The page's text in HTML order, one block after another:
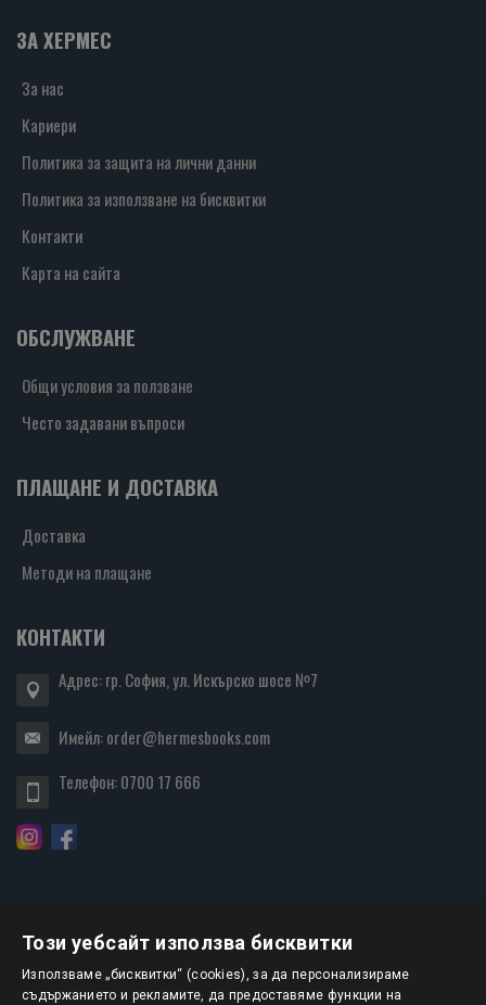
ЗА ХЕРМЕС
За нас
Кариери
Политика за защита на лични данни
Политика за използване на бисквитки
Контакти
Карта на сайта
ОБСЛУЖВАНЕ
Общи условия за ползване
Често задавани въпроси
ПЛАЩАНЕ И ДОСТАВКА
Доставка
Методи на плащане
КОНТАКТИ
Адрес: гр. София, ул. Искърско шосе №7
Имейл:order@hermesbooks.com
Телефон:0700 17 666
БЮЛЕТИН
Този уебсайт използва бисквитки
Използваме „бисквитки“ (cookies), за да персонализираме
съдържанието и рекламите, да предоставяме функции на